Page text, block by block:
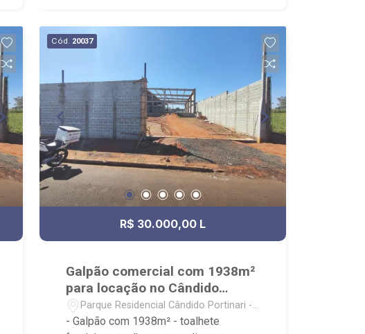
capacitados; - processos rápidos e
eficientes; - análise criteriosa de
documentação; - com foco: Zona Sul,
Zona Leste, Centro e Bonfim Paulista; -
para Venda, Compra e Locação,
imobiliária é Ribeirão Imóveis - sede na
Av. Professor João Fiusa;
Cód. 20037
R$ 30.000,00 L
Galpão comercial com 1938m²
para locação no Cândido
Portinari
Parque Residencial Cândido Portinari -
Ribeirão Preto/SP
- Galpão com 1938m² - toalhete